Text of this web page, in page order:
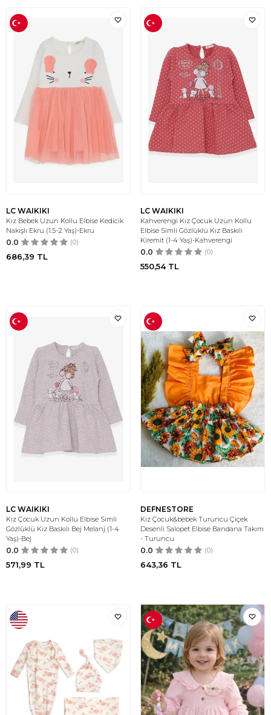
LC WAIKIKI
Kız Bebek Uzun Kollu Elbise Kedicik
Nakışlı Ekru (1.5-2 Yaş)-Ekru
0.0 (0)
686,39 TL
LC WAIKIKI
Kahverengi Kız Çocuk Uzun Kollu
Elbise Simli Gözlüklü Kız Baskılı
Kiremit (1-4 Yaş)-Kahverengi
0.0 (0)
550,54TL
LC WAIKIKI
Kız Çocuk Uzun Kollu Elbise Simli
Gözlüklü Kız Baskılı Bej Melanj (1-4
Yaş)-Bej
0.0 (0)
571,99 TL
DEFNESTORE
Kız Çocuk&bebek Turuncu Çiçek
Desenli Salopet Elbise Bandana Takım
- Turuncu
0.0 (0)
643,36 TL